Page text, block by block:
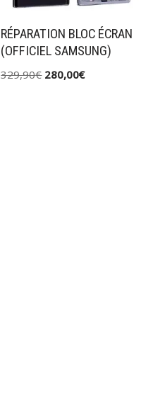
RÉPARATION BLOC ÉCRAN
(OFFICIEL SAMSUNG)
329,90€ 280,00€